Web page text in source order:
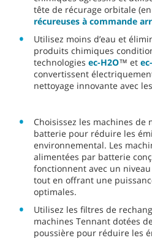
tête de récurage orbitale
récureuses à commande
Utilisez moins d’eau et
produits chimiques
technologies ec-H2O™ et
convertissent
nettoyage innovante avec
Choisissez les machines de
batterie pour réduire les
environnemental. Les
alimentées par batterie
fonctionnent avec un
tout en offrant une
optimales.
Utilisez les filtres de
machines Tennant dotées
poussière pour réduire les